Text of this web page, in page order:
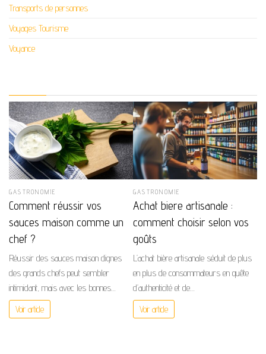
Transports de personnes
Voyages Tourisme
Voyance
GASTRONOMIE
Comment réussir vos
sauces maison comme un
chef ?
Réussir des sauces maison dignes
des grands chefs peut sembler
intimidant, mais avec les bonnes…
Voir article
GASTRONOMIE
Achat biere artisanale :
comment choisir selon vos
goûts
L’achat bière artisanale séduit de plus
en plus de consommateurs en quête
d’authenticité et de…
Voir article